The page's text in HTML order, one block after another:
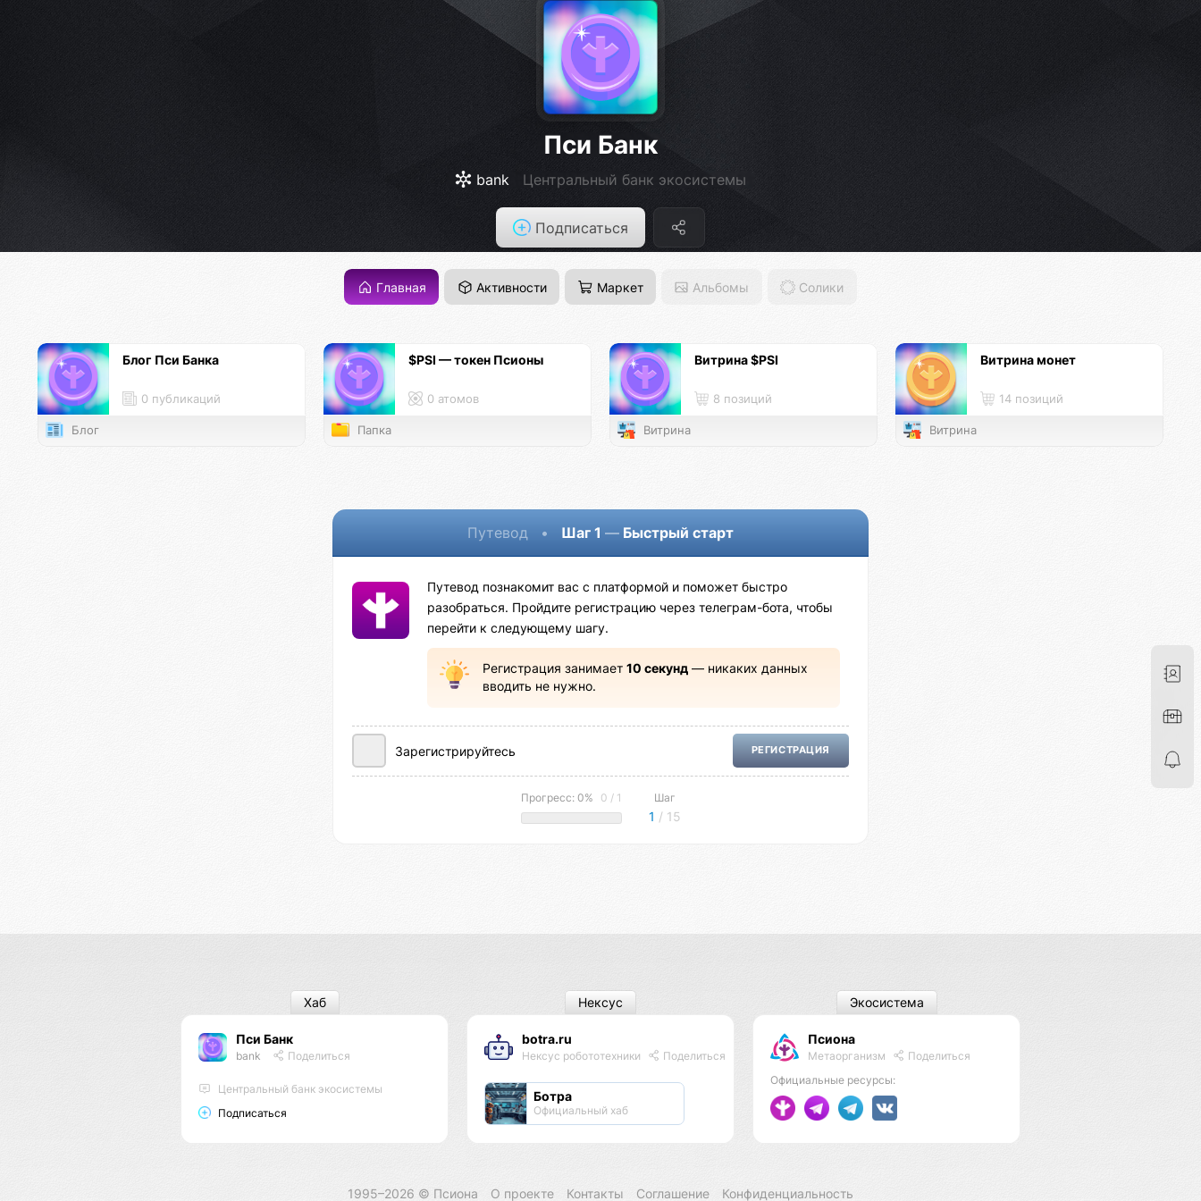
Пси Банк
bank Центральный банк экосистемы
Подписаться
Главная Активности Маркет Альбомы Солики
Блог Пси Банка
0 публикаций
Блог
$PSI — токен Псионы
0 атомов
Папка
Витрина $PSI
8 позиций
Витрина
Витрина монет
14 позиций
Витрина
Путевод • Шаг 1 — Быстрый старт
Путевод познакомит вас с платформой и поможет быстро
разобраться. Пройдите регистрацию через телеграм-бота, чтобы
перейти к следующему шагу.
Регистрация занимает 10 секунд— никаких данных
вводить не нужно.
Зарегистрируйтесь РЕГИСТРАЦИЯ
Прогресс: 0% 0 / 1 Шаг
1 / 15
Пси Банк
bank Поделиться
Центральный банк экосистемы
Подписаться
Хаб
botra.ru
Нексус робототехники Поделиться
Ботра
Официальный хаб
Нексус
Псиона
Метаорганизм
Поделиться
Официальные ресурсы:
Экосистема
1995–2026 © Псиона О проекте Контакты Соглашение Конфиденциальность